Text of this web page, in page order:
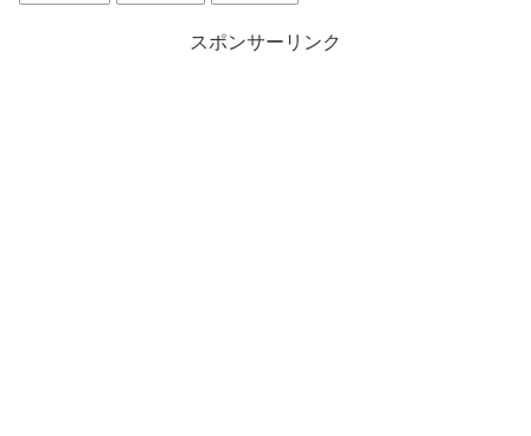
スポンサーリンク